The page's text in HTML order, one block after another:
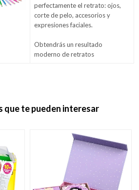
perfectamente el retrato: ojos,
corte de pelo, accesorios y
expresiones faciales.
Obtendrás un resultado
moderno de retratos
que te pueden interesar